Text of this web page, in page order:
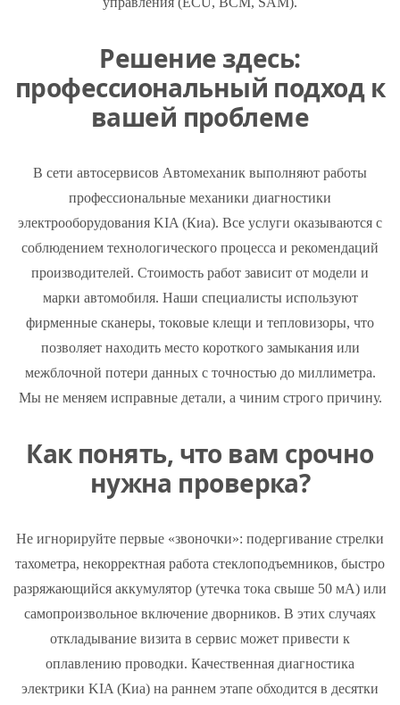
Решение здесь:
профессиональный подход к
вашей проблеме
В сети автосервисов Автомеханик выполняют работы
профессиональные механики диагностики
электрооборудования KIA (Киа). Все услуги оказываются с
соблюдением технологического процесса и рекомендаций
производителей. Стоимость работ зависит от модели и
марки автомобиля. Наши специалисты используют
фирменные сканеры, токовые клещи и тепловизоры, что
позволяет находить место короткого замыкания или
межблочной потери данных с точностью до миллиметра.
Мы не меняем исправные детали, а чиним строго причину.
Как понять, что вам срочно
нужна проверка?
Не игнорируйте первые «звоночки»: подергивание стрелки
тахометра, некорректная работа стеклоподъемников, быстро
разряжающийся аккумулятор (утечка тока свыше 50 мА) или
самопроизвольное включение дворников. В этих случаях
откладывание визита в сервис может привести к
оплавлению проводки. Качественная диагностика
электрики KIA (Киа) на раннем этапе обходится в десятки